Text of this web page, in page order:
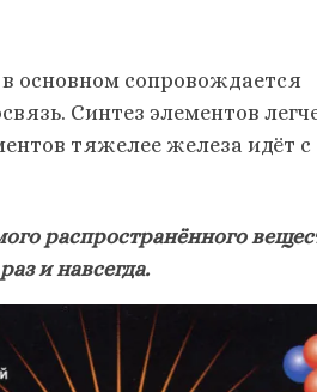
основном сопровождается
Синтез элементов
тяжелее железа идёт с
распространённого
и навсегда.